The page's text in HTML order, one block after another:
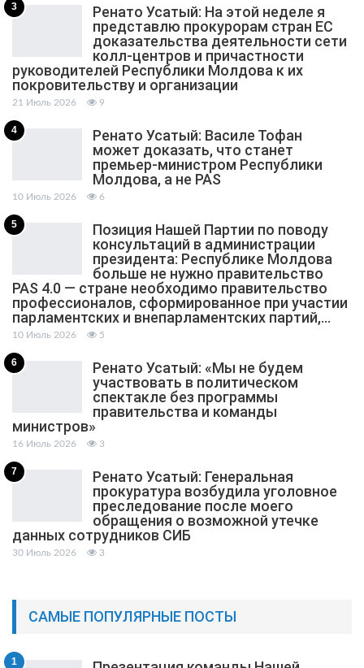
3
Ренато Усатый: На этой неделе я
представлю прокурорам стран ЕС
доказательства деятельности сети
колл-центров и причастности
руководителей Республики Молдова к их
покровительству и организации
21 Июль 2026 9
4
Ренато Усатый: Василе Тофан
может доказать, что станет
премьер-министром Республики
Молдова, а не PAS
10 Июль 2026 6
5
Позиция Нашей Партии по поводу
консультаций в администрации
президента: Республике Молдова
больше не нужно правительство
PAS 4.0 — стране необходимо правительство
профессионалов, сформированное при участии
парламентских и внепарламентских партий,…
10 Июль 2026 5
6
Ренато Усатый: «Мы не будем
участвовать в политическом
спектакле без программы
правительства и команды
министров»
16 Июль 2026 3
7
Ренато Усатый: Генеральная
прокуратура возбудила уголовное
преследование после моего
обращения о возможной утечке
данных сотрудников СИБ
30 Июль 2026 3
САМЫЕ ПОПУЛЯРНЫЕ ПОСТЫ
1